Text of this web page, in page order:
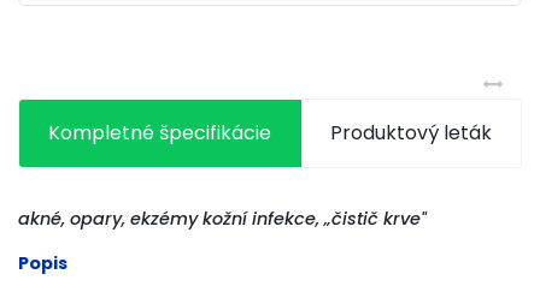
Kompletné špecifikácie Produktový leták
akné, opary, ekzémy kožní infekce, „čistič krve"
Popis